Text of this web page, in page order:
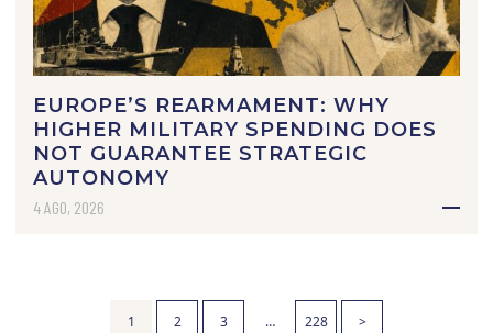
EUROPE’S REARMAMENT: WHY
HIGHER MILITARY SPENDING DOES
NOT GUARANTEE STRATEGIC
AUTONOMY
4 AGO, 2026
1 2 3 … 228 >